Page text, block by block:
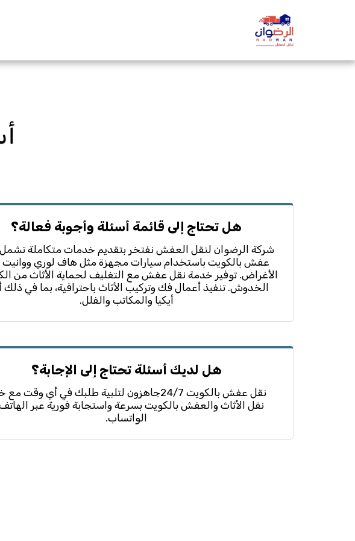
هل تحتاج إلى قائمة أسئلة وأجوبة فعالة؟
شركة الرضوان لنقل العفش نفتخر بتقديم خدمات متكاملة
عفش بالكويت باستخدام سيارات مجهزة مثل هاف لوري ووانيت
الأغراض. توفير خدمة نقل عفش مع التغليف لحماية الأثاث من
الخدوش. تنفيذ أعمال فك وتركيب الأثاث باحترافية، بما في ذلك
أيكيا والمكاتب والفلل.
هل لديك أسئلة تحتاج إلى الإجابة؟
نقل عفش بالكويت 24/7جاهزون لتلبية طلبك في أي وقت
نقل الأثاث والعفش بالكويت بسرعة واستجابة فورية عبر
الواتساب.